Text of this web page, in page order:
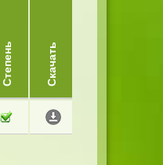
Степень Скачать